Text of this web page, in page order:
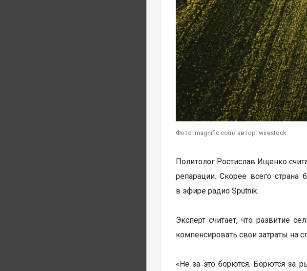
Фото: magnific.com/ автор: wirestock
Политолог Ростислав Ищенко
репарации. Скорее всего
в эфире радио Sputnik.
Эксперт считает, что развитие
компенсировать свои затраты на
«Не за это борются. Борются за